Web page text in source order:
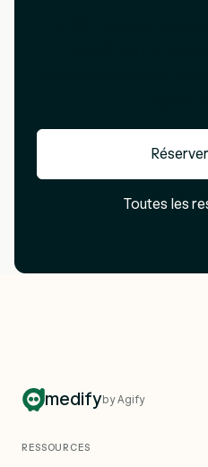
Toutes les
medifyby Agify
RESSOURCES